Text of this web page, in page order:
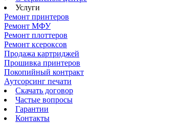
Услуги
Ремонт принтеров
Ремонт МФУ
Ремонт плоттеров
Ремонт ксероксов
Продажа картриджей
Прошивка принтеров
Покопийный контракт
Аутсорсинг печати
Скачать договор
Частые вопросы
Гарантии
Контакты